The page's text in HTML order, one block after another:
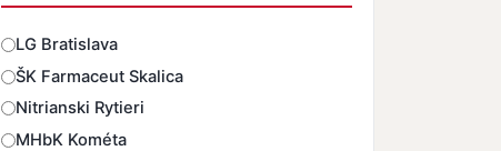
Odpovede
LG Bratislava
ŠK Farmaceut Skalica
Nitrianski Rytieri
MHbK Kométa